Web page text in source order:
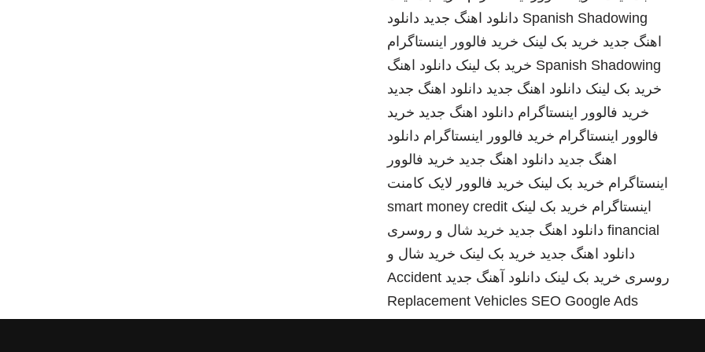
Spanish Shadowing دانلود اهنگ جدید دانلود
اهنگ جدید خرید بک لینک خرید فالوور اینستاگرام
Spanish Shadowing خرید بک لینک دانلود اهنگ
خرید بک لینک دانلود اهنگ جدید دانلود اهنگ جدید
خرید فالوور اینستاگرام دانلود اهنگ جدید خرید
فالوور اینستاگرام خرید فالوور اینستاگرام دانلود
اهنگ جدید دانلود اهنگ جدید خرید فالوور
اینستاگرام خرید بک لینک خرید فالوور لایک کامنت
اینستاگرام خرید بک لینک smart money credit
financial دانلود اهنگ جدید خرید شال و روسری
دانلود اهنگ جدید خرید بک لینک خرید شال و
روسری خرید بک لینک دانلود آهنگ جدید Accident
Replacement Vehicles SEO Google Ads